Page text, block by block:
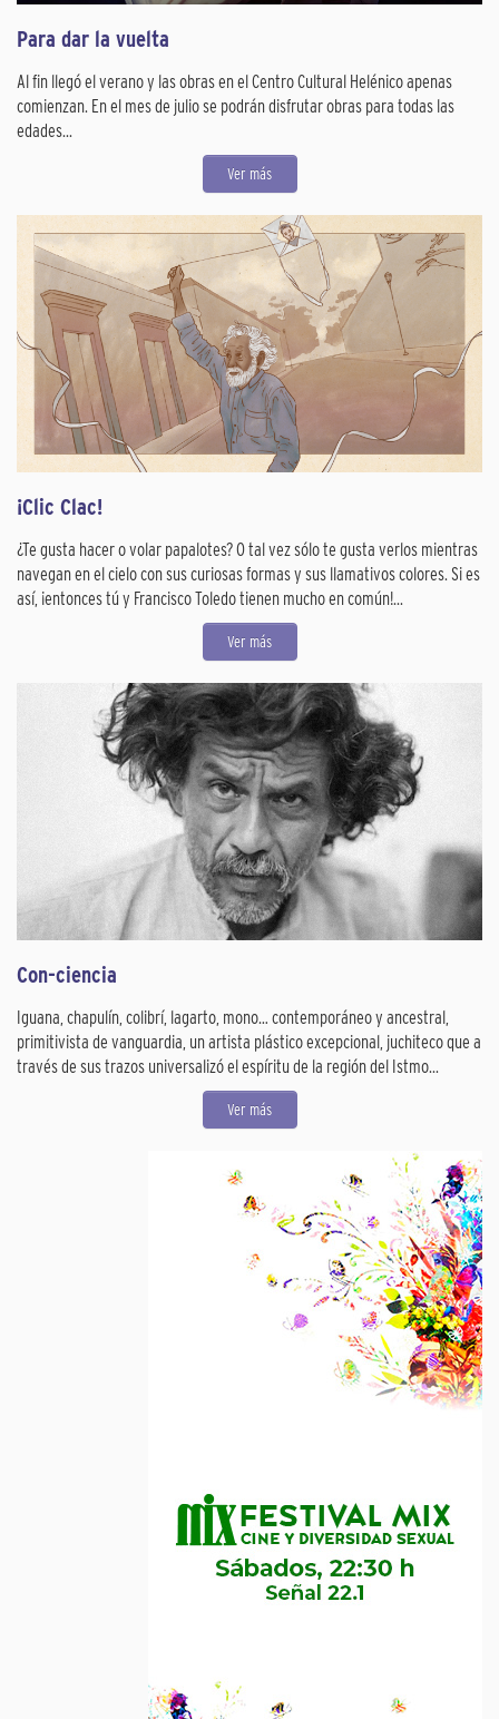
Para dar la vuelta
Al fin llegó el verano y las obras en el Centro Cultural Helénico apenas
comienzan. En el mes de julio se podrán disfrutar obras para todas las
edades...
Ver más
¡Clic Clac!
¿Te gusta hacer o volar papalotes? O tal vez sólo te gusta verlos mientras
navegan en el cielo con sus curiosas formas y sus llamativos colores. Si es
así, ¡entonces tú y Francisco Toledo tienen mucho en común!...
Ver más
Con-ciencia
Iguana, chapulín, colibrí, lagarto, mono… contemporáneo y ancestral,
primitivista de vanguardia, un artista plástico excepcional, juchiteco que a
través de sus trazos universalizó el espíritu de la región del Istmo...
Ver más